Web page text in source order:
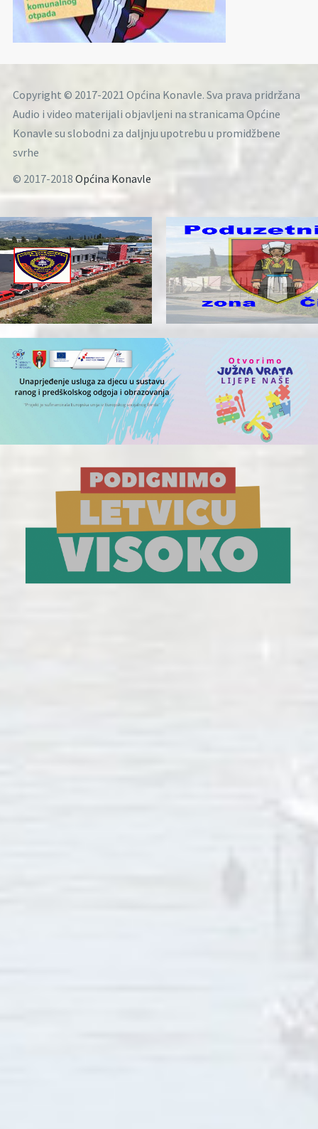
Copyright © 2017-2021 Općina Konavle. Sva prava pridržana
Audio i video materijali objavljeni na stranicama Općine
Konavle su slobodni za daljnju upotrebu u promidžbene
svrhe
© 2017-2018 Općina Konavle